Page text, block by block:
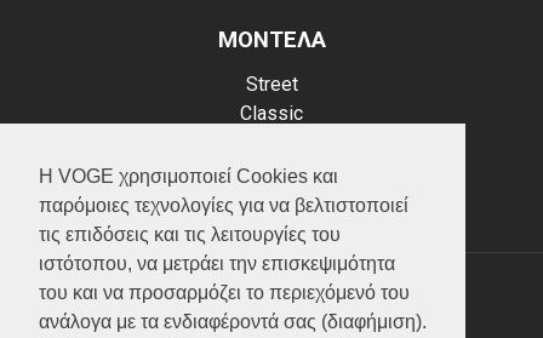
Η VOGE χρησιμοποιεί Cookies και
παρόμοιες τεχνολογίες για να βελτιστοποιεί
τις επιδόσεις και τις λειτουργίες του
ιστότοπου, να μετράει την επισκεψιμότητα
του και να προσαρμόζει το περιεχόμενό του
ανάλογα με τα ενδιαφέροντά σας (διαφήμιση).
ΜΟΝΤΕΛΑ
Street
Classic
Scooter
ATV (Loncin)
ΥΠΗΡΕΣΙΕΣ